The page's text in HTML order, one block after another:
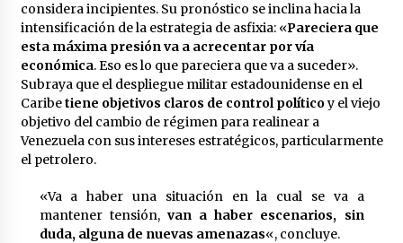
considera incipientes. Su pronóstico se inclina hacia la
intensificación de la estrategia de asfixia: «Pareciera que
esta máxima presión va a acrecentar por vía
económica. Eso es lo que pareciera que va a suceder».
Subraya que el despliegue militar estadounidense en el
Caribetiene objetivos claros de control políticoy el viejo
objetivo del cambio de régimen para realinear a
Venezuela con sus intereses estratégicos, particularmente
el petrolero.
«Va a haber una situación en la cual se va a
mantener tensión, van a haber escenarios, sin
duda, alguna de nuevas amenazas«, concluye.